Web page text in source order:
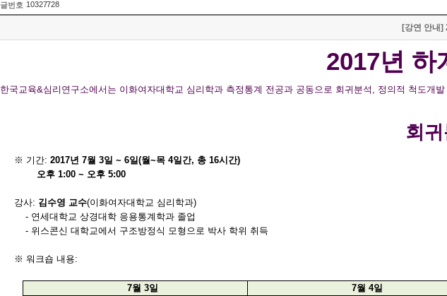
글번호 10327728
[강연 안내]
2017년 하
한국교육&심리연구소에서는 이화여자대학교 심리학과 측정통계 전공과 공동으로 회귀분석 , 정의적 척도개
회
※ 기간: 2017년 7월 3일 ~ 6일(월~목 4일간, 총 16시간)
오후 1:00 ~ 오후 5:00
강사: 김수영 교수(이화여자대학교 심리학과)
- 연세대학교 상경대학 응용통계학과 졸업
- 위스콘신 대학교에서 구조방정식 모형으로 박사 학위 취득
※ 워크숍 내용:
7월 3일 7월 4일